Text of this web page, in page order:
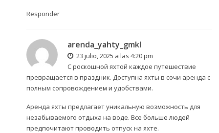
Responder
arenda_yahty_gmkl
23 julio, 2025 a las 4:20 pm
С роскошной яхтой каждое путешествие
превращается в праздник. Доступна яхты в сочи аренда с
полным сопровождением и удобствами.
Аренда яхты предлагает уникальную возможность для
незабываемого отдыха на воде. Все больше людей
предпочитают проводить отпуск на яхте.